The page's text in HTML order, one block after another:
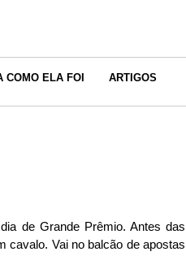
COMO ELA FOI ARTIGOS
de Grande Prêmio. Antes das
cavalo. Vai no balcão de apostas